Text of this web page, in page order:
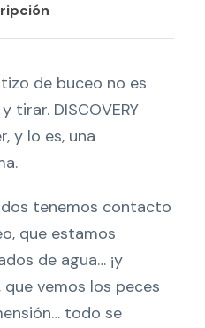
de buceo no es
tirar. DISCOVERY
y lo es, una
tenemos contacto
que estamos
de agua… ¡y
vemos los peces
todo se